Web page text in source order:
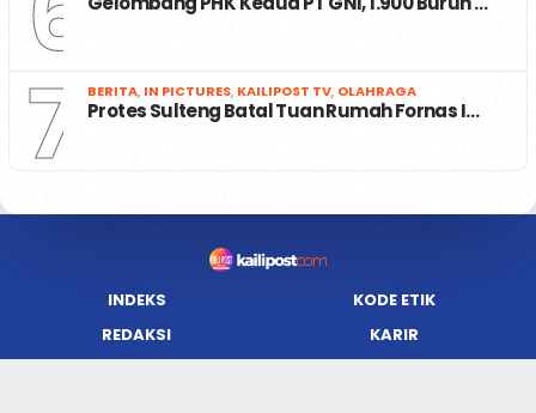
7 BERITA, IN PICTURES, KAILIPOST TV, OLAHRAGA
Protes Sulteng Batal Tuan Rumah Fornas I…
INDEKS
KODE ETIK
REDAKSI
KARIR